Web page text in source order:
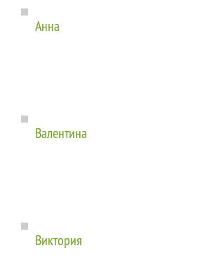
Анна
Валентина
Виктория